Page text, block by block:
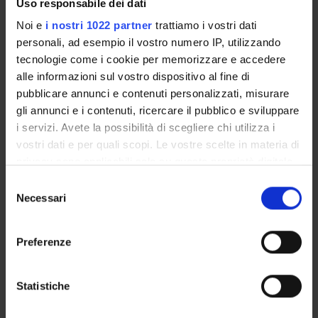
Uso responsabile dei dati
Noi e i nostri 1022 partner trattiamo i vostri dati
personali, ad esempio il vostro numero IP, utilizzando
tecnologie come i cookie per memorizzare e accedere
alle informazioni sul vostro dispositivo al fine di
pubblicare annunci e contenuti personalizzati, misurare
gli annunci e i contenuti, ricercare il pubblico e sviluppare
i servizi. Avete la possibilità di scegliere chi utilizza i
vostri dati e per quali scopi. Le vostre scelte in materia di
modificare o revocare il proprio consenso in qualsiasi
momento dalla Dichiarazione sui cookie o facendo clic
raccogliere informazioni sulla tua posizione
geografica, con un'approssimazione di qualche
delNecessari
Preferenze
Statistiche
TESTI DI RIFERIMENTO
Vedi la bibliografia dell'insegnamento
MODALITÀ D'ESAME
Le modalità d'esame, i criteri di valutazione, e la
composizione del voto, tra prova scritta ed orale, sono
Presentazione
Calendario didattico